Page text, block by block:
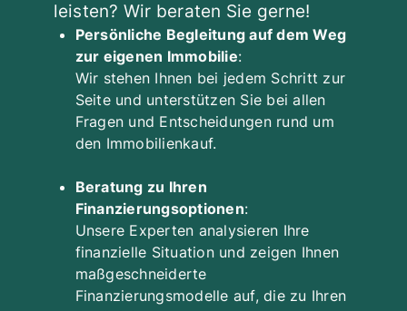
leisten? Wir beraten Sie gerne!
Persönliche Begleitung auf dem Weg
zur eigenen Immobilie:
Wir stehen Ihnen bei jedem Schritt zur
Seite und unterstützen Sie bei allen
Fragen und Entscheidungen rund um
den Immobilienkauf.
Beratung zu Ihren
Finanzierungsoptionen:
Unsere Experten analysieren Ihre
finanzielle Situation und zeigen Ihnen
maßgeschneiderte
Finanzierungsmodelle auf, die zu Ihren